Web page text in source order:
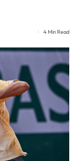
4 Min Read